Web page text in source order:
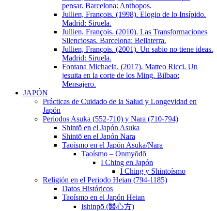
pensar. Barcelona: Anthopos.
Jullien, François. (1998). Elogio de lo Insípido.
Madrid: Siruela.
Jullien, François. (2010). Las Transformaciones
Silenciosas. Barcelona: Bellaterra.
Jullien, François. (2001). Un sabio no tiene ideas.
Madrid: Siruela.
Fontana Michaela. (2017). Matteo Ricci. Un
jesuita en la corte de los Ming. Bilbao:
Mensajero.
JAPÓN
Prácticas de Cuidado de la Salud y Longevidad en
Japón
Periodos Asuka (552-710) y Nara (710-794)
Shintō en el Japón Asuka
Shintō en el Japón Nara
Taoísmo en el Japón Asuka/Nara
Taoísmo – Onmyōdō
I Ching en Japón
I Ching y Shintoísmo
Religión en el Periodo Heian (794-1185)
Datos Históricos
Taoísmo en el Japón Heian
Ishinpō (醫心方)